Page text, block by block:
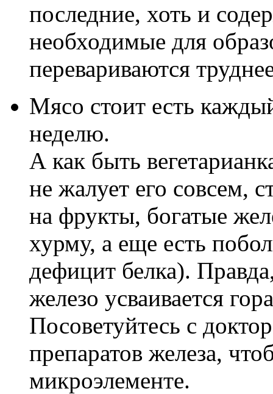
последние, хоть и
необходимые для
перевариваются
Мясо стоит есть
неделю.
А как быть
не жалует его совсем,
на фрукты, богатые
хурму, а еще есть
дефицит белка).
железо усваивается
Посоветуйтесь с
препаратов железа,
микроэлементе.